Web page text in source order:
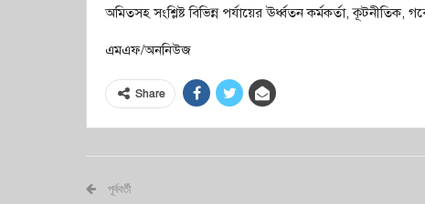
অমিতসহ সংশ্লিষ্ট বিভিন্ন পর্যায়ের ঊর্ধ্বতন কর্মকর্তা, কূটনীতিক,
এমএফ/অননিউজ
Share
পূর্ববর্তী